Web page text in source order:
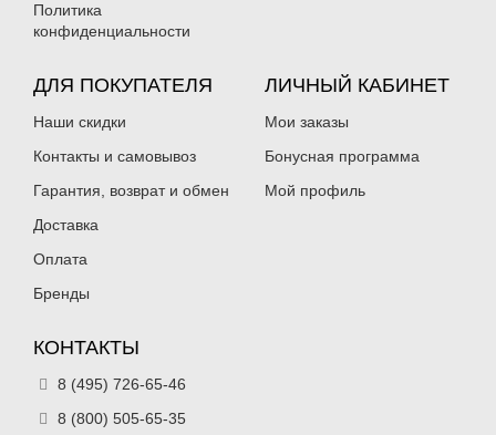
Политика
конфиденциальности
ДЛЯ ПОКУПАТЕЛЯ
Наши скидки
Контакты и самовывоз
Гарантия, возврат и обмен
Доставка
Оплата
Бренды
ЛИЧНЫЙ КАБИНЕТ
Мои заказы
Бонусная программа
Мой профиль
КОНТАКТЫ
8 (495) 726-65-46
8 (800) 505-65-35